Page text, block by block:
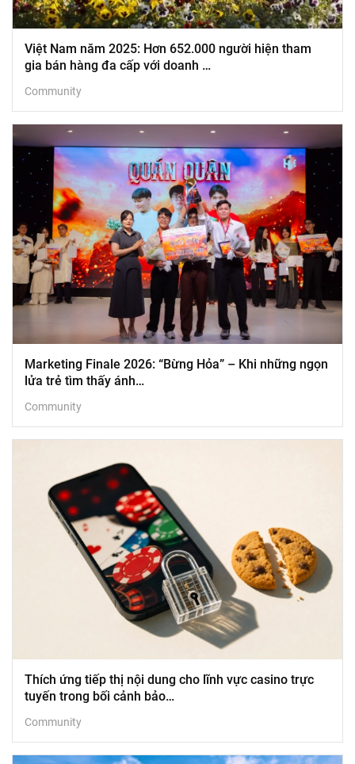
Việt Nam năm 2025: Hơn 652.000 người hiện tham
gia bán hàng đa cấp với doanh …
Community
Marketing Finale 2026: “Bừng Hỏa” – Khi những ngọn
lửa trẻ tìm thấy ánh…
Community
Thích ứng tiếp thị nội dung cho lĩnh vực casino trực
tuyến trong bối cảnh bảo…
Community